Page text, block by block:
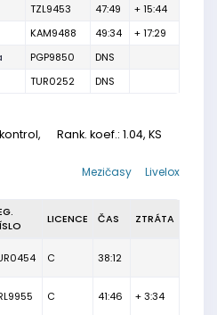
TZL9453 47:49
+ 15:44
KAM9488 49:34
+ 17:29
PGP9850
DNS
TUR0252 DNS
Rank. koef.: 1.04, KS
Livelox
Mezičasy
LICENCE ČAS ZTRÁTA
C 38:12
C 41:46 + 3:34